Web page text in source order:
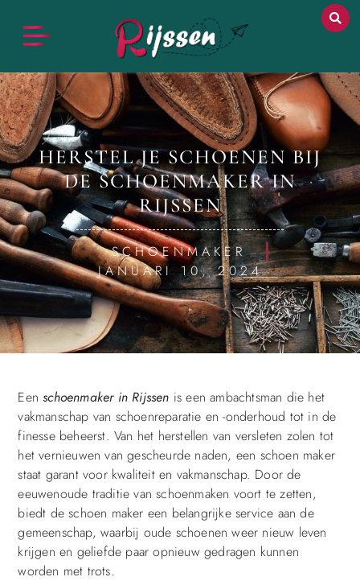
HERSTEL JE SCHOENEN BIJ
DE SCHOENMAKER IN
RIJSSEN
SCHOENMAKER
JANUARI 10, 2024
Eenschoenmaker in Rijssen is een ambachtsman die het
vakmanschap van schoenreparatie en -onderhoud tot in de
finesse beheerst. Van het herstellen van versleten zolen tot
het vernieuwen van gescheurde naden, een schoen maker
staat garant voor kwaliteit en vakmanschap. Door de
eeuwenoude traditie van schoenmaken voort te zetten,
biedt de schoen maker een belangrijke service aan de
gemeenschap, waarbij oude schoenen weer nieuw leven
krijgen en geliefde paar opnieuw gedragen kunnen
worden met trots.